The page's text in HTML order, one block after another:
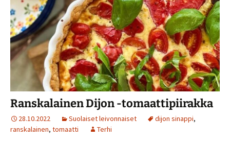
Ranskalainen Dijon -tomaattipiirakka
28.10.2022 Suolaiset leivonnaiset dijon sinappi,
ranskalainen, tomaatti Terhi